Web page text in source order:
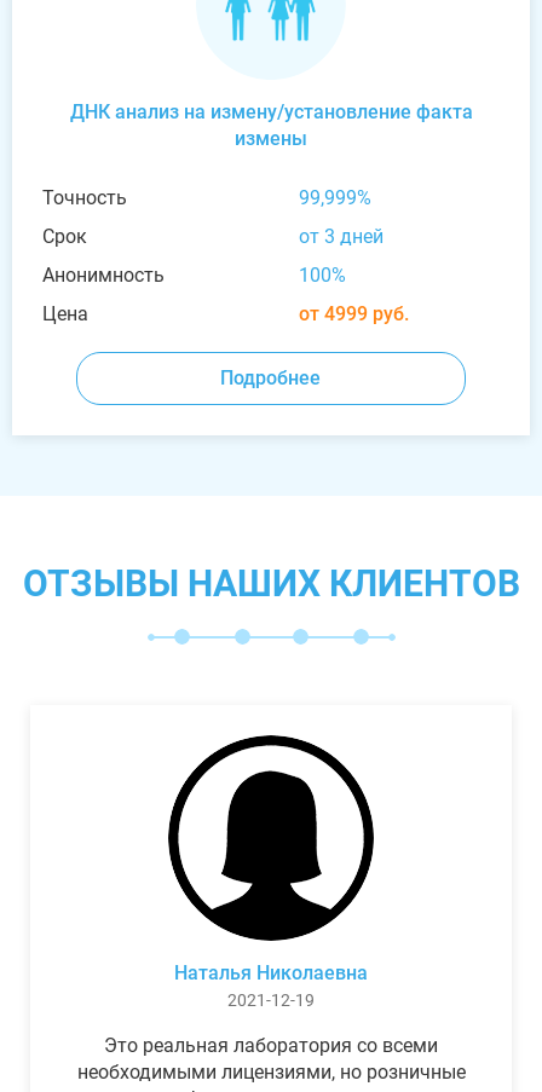
ДНК анализ на измену/установление факта
измены
Точность
99,999%
Срок
от 3 дней
Анонимность
100%
Цена
от 4999 руб.
Подробнее
ОТЗЫВЫ НАШИХ КЛИЕНТОВ
Наталья Николаевна
2021-12-19
Это реальная лаборатория со всеми
необходимыми лицензиями, но розничные